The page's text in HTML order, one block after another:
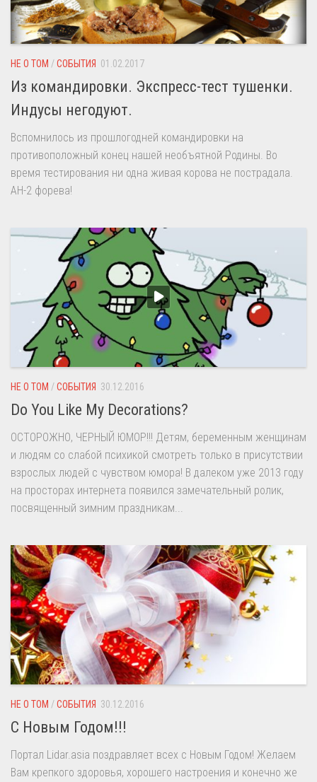
НЕ О ТОМ /СОБЫТИЯ 01.02.2017
Из командировки. Экспресс-тест тушенки.
Индусы негодуют.
Вспомнилось из прошлогодней командировки на
противоположный конец нашей необъятной Родины. Во
время тестирования ни одна живая корова не пострадала.
АН-2 форева!
НЕ О ТОМ /СОБЫТИЯ 30.12.2016
Do You Like My Decorations?
ОСТОРОЖНО, ЧЕРНЫЙ ЮМОР!!! Детям, беременным женщинам
и людям со слабой психикой смотреть только в присутствии
взрослых людей с чувством юмора! В далеком уже 2013 году
на просторах интернета появился замечательный ролик,
посвященный зимним праздникам...
НЕ О ТОМ /СОБЫТИЯ 30.12.2016
С Новым Годом!!!
Портал Lidar.asia поздравляет всех с Новым Годом! Желаем
Вам крепкого здоровья, хорошего настроения и конечно же